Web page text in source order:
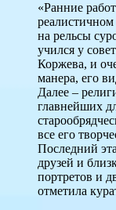
«Ранние
на рельсы
учился у
Коржева, и
манера, его
Далее –
главнейших
все его
Последний
друзей и
портретов и
отметила